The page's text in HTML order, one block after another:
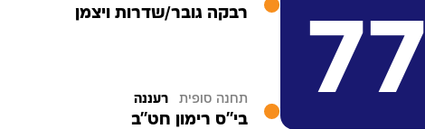
77 רבקה גובר/שדרות ויצמן
תחנה סופית רעננה
בי''ס רימון חט''ב